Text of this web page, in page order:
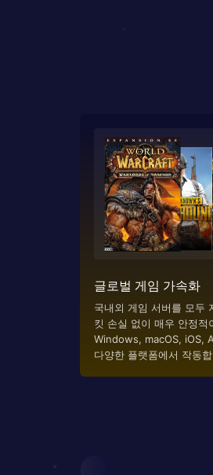
글로벌 게임 가속화
국내외 게임 서버를 모두
킷 손실 없이 매우 안정적
Windows, macOS, iOS,
다양한 플랫폼에서 작동